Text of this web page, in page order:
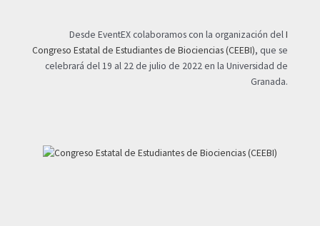
Desde EventEX colaboramos con la organización delI
Congreso Estatal de Estudiantes de Biociencias (CEEBI), que se
celebrará del 19 al 22 de julio de 2022 en la Universidad de
Granada.